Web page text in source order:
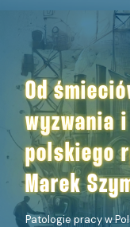
Od
wyzwania
polskiego
Marek
Patologie pracy w